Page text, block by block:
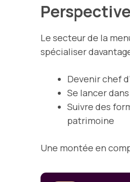
Le secteur de la
spécialiser
Devenir chef
Se lancer
Suivre des
patrimoine
Une montée en